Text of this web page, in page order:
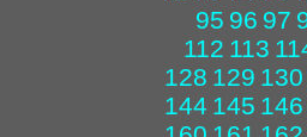
95 96 97
112 113
128 129 130
144 145 146